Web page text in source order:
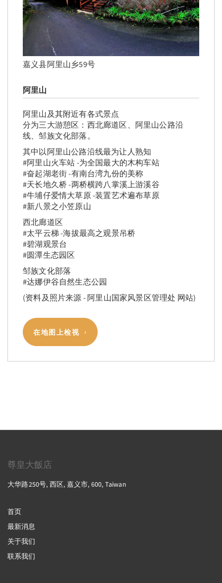
嘉义县阿里山乡59号
阿里山
阿里山及其附近有各式景点
分为三大游憩区：西北廊道区、阿里山公路沿
线、邹族文化部落。
其中以阿里山公路沿线最为让人熟知
#阿里山火车站 -为全国最大的木构车站
#奋起湖老街 -有南台湾九份的美称
#天长地久桥 -两桥横跨八掌溪上游溪谷
#牛埔仔爱情大草原 -装置艺术遍布草原
#新八景之小笠原山
西北廊道区
#太平云梯 -海拔最高之观景吊桥
#碧湖观景台
#圆潭生态园区
邹族文化部落
#达娜伊谷自然生态公园
(资料及照片来源 - 阿里山国家风景区管理处 网站)
在地图上检视
尊皇大飯店
大华路250号, 西区, 嘉义市, 600, Taiwan
首页
最新消息
关于我们
联系我们